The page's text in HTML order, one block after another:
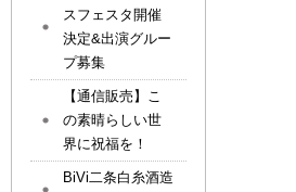
スフェスタ開催
決定&出演グルー
プ募集
【通信販売】こ
の素晴らしい世
界に祝福を！
BiVi二条白糸酒造